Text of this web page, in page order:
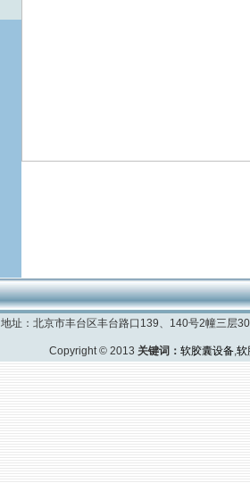
地址：北京市丰台区丰台路口139、140号2幢三
Copyright © 2013 关键词： 软胶囊设备,软